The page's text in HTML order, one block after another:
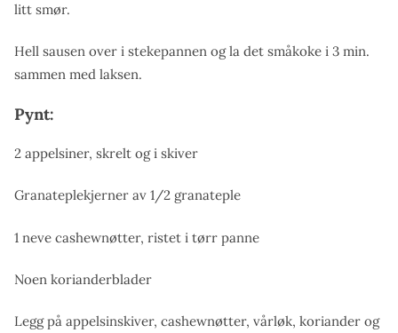
litt smør.
Hell sausen over i stekepannen og la det småkoke i 3 min.
sammen med laksen.
Pynt:
2 appelsiner, skrelt og i skiver
Granateplekjerner av 1/2 granateple
1 neve cashewnøtter, ristet i tørr panne
Noen korianderblader
Legg på appelsinskiver, cashewnøtter, vårløk, koriander og